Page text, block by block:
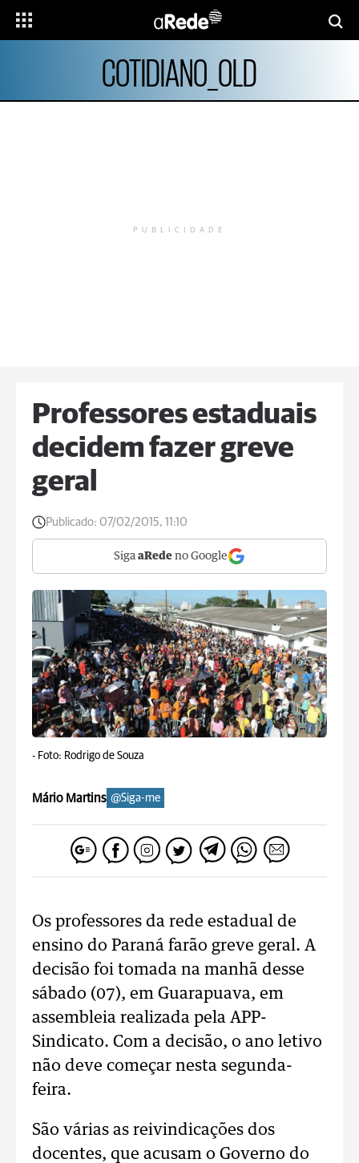
COTIDIANO_OLD
PUBLICIDADE
Professores estaduais
decidem fazer greve
geral
Publicado: 07/02/2015, 11:10
Siga aRede no Google
- Foto: Rodrigo de Souza
Mário Martins @Siga-me
Os professores da rede estadual de
ensino do Paraná farão greve geral. A
decisão foi tomada na manhã desse
sábado (07), em Guarapuava, em
assembleia realizada pela APP-
Sindicato. Com a decisão, o ano letivo
não deve começar nesta segunda-
feira.
São várias as reivindicações dos
docentes, que acusam o Governo do